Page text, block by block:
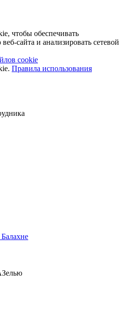
чтобы обеспечивать
сайта и анализировать сетевой
cookie
Правила использования